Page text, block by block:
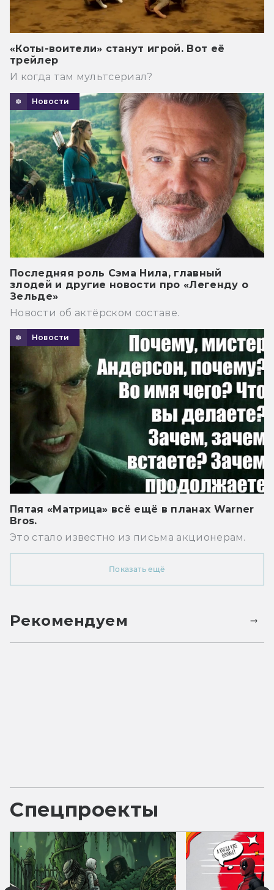
«Коты-воители» станут игрой. Вот её
трейлер
И когда там мультсериал?
Новости
Последняя роль Сэма Нила, главный
злодей и другие новости про «Легенду о
Зельде»
Новости об актёрском составе.
Новости
Пятая «Матрица» всё ещё в планах Warner
Bros.
Это стало известно из письма акционерам.
Показать ещё
Рекомендуем
Спецпроекты